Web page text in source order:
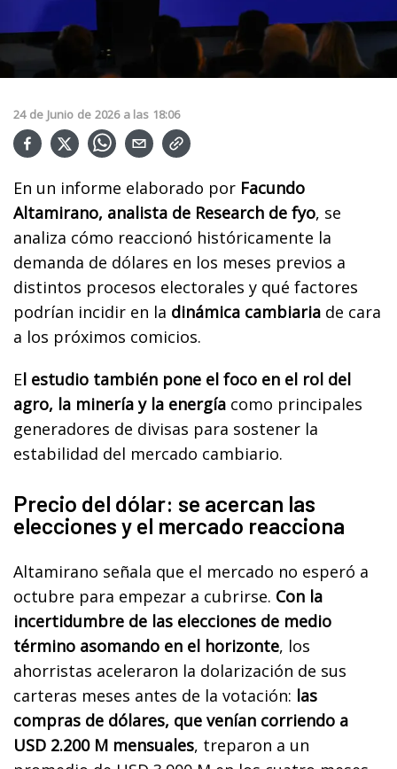
24 de Junio de 2026 a las 18:06
En un informe elaborado por Facundo
Altamirano, analista de Research de fyo, se
analiza cómo reaccionó históricamente la
demanda de dólares en los meses previos a
distintos procesos electorales y qué factores
podrían incidir en la dinámica cambiaria de cara
a los próximos comicios.
El estudio también pone el foco en el rol del
agro, la minería y la energía como principales
generadores de divisas para sostener la
estabilidad del mercado cambiario.
Precio del dólar: se acercan las
elecciones y el mercado reacciona
Altamirano señala que el mercado no esperó a
octubre para empezar a cubrirse. Con la
incertidumbre de las elecciones de medio
término asomando en el horizonte, los
ahorristas aceleraron la dolarización de sus
carteras meses antes de la votación: las
compras de dólares, que venían corriendo a
USD 2.200 M mensuales, treparon a un